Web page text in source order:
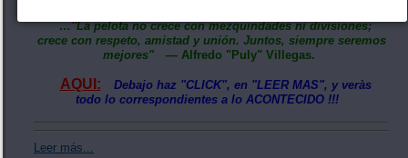
…"La pelota no crece con mezquindades ni divisiones;
crece con respeto, amistad y unión. Juntos, siempre seremos
mejores"
— Alfredo "Puly" Villegas.
AQUI:
Debajo haz "CLICK", en "LEER MAS", y veràs
todo lo correspondientes a lo ACONTECIDO !!!
Leer más...